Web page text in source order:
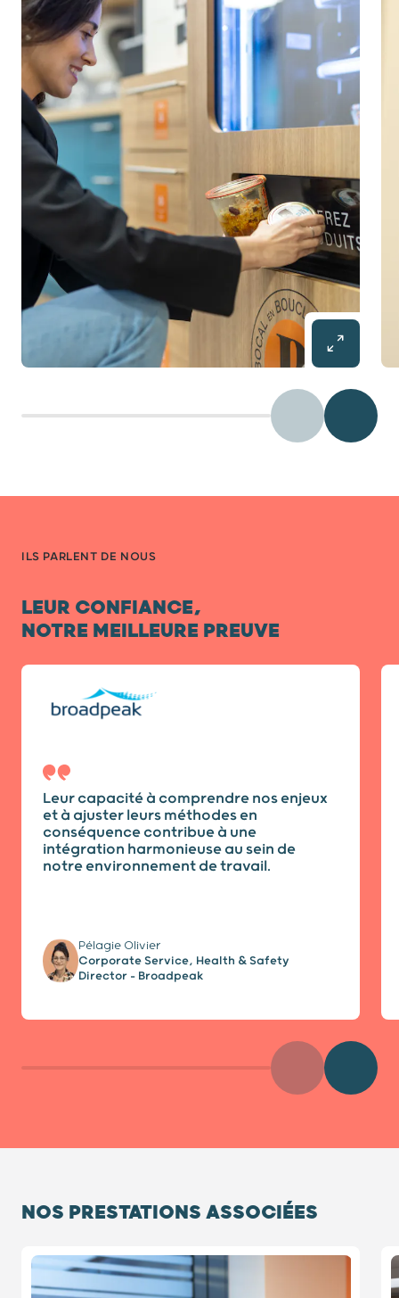
Précédent
ILS PARLENT DE NOUS
LEUR CONFIANCE,
NOTRE MEILLEURE PREUVE
Diapositive 1 / 7
Leur capacité à comprendre nos enjeux
et à ajuster leurs méthodes en
conséquence contribue à une
intégration harmonieuse au sein de
notre environnement de travail.
Pélagie Olivier
Corporate Service, Health & Safety
Director - Broadpeak
Précédent
NOS PRESTATIONS ASSOCIÉES